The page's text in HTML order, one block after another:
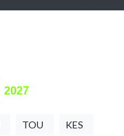
2027
TOU KES